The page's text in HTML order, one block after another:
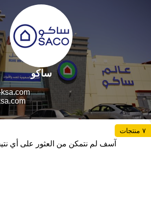
ساكو
٧ منتجات
آسف لم نتمكن من العثور على أي